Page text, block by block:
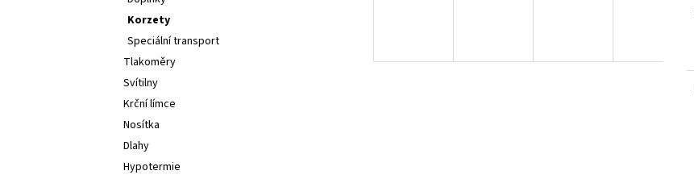
Korzety
Speciální transport
Tlakoměry
Svítilny
Krční límce
Nosítka
Dlahy
Hypotermie